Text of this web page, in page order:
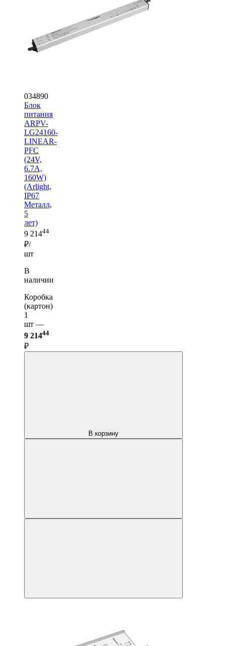
034890
Блок
питания
ARPV-
LG24160-
LINEAR-
PFC
(24V,
6.7A,
160W)
(Arlight,
IP67
Металл,
5
лет)
9 21444
₽/
шт
В
наличии
Коробка
(картон)
1
шт —
9 21444
₽
В корзину